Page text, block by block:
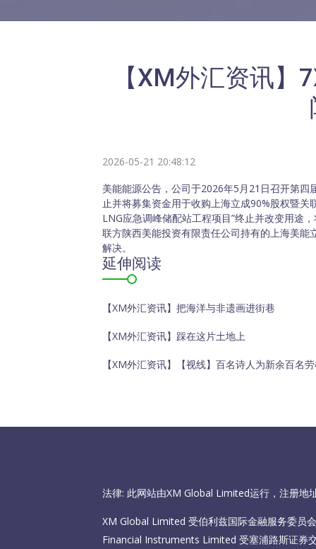
【XM外汇资讯
2026-05-21 20:48:12
美能能源公告，公司于2026年5月21日召开第
止并将募集资金用于收购上海立成90%股权暨关
LNG应急调峰储配站工程项目”终止并改变用途
联方陕西美能投资有限责任公司持有的上海美
解决。
延伸阅读
【XM外汇资讯】把海洋与非遗画进街巷
【XM外汇资讯】踩在这片土地上
【XM外汇资讯】【视线】百名诗人为新余百名
法律: 此网站由XM Global Limited运行，注册地
XM Global Limited 受伯利兹国际金融服务委员
Financial Instruments Limited 受塞浦路斯证券